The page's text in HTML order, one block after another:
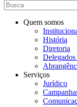
Quem somos
História
Diretoria
Serviços
Jurídico